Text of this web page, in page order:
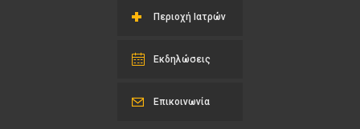
Περιοχή Ιατρών
Εκδηλώσεις
Επικοινωνία